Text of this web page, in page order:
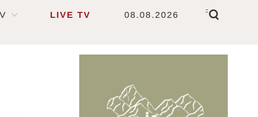
LIVE TV 08.08.2026
-